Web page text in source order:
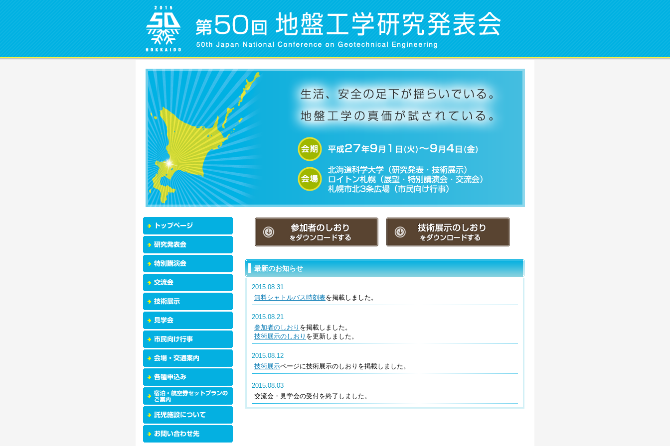
最新のお知らせ
2015.08.31
無料シャトルバス時刻表を掲載しました。
2015.08.21
参加者のしおり を掲載しました。
技術展示のしおり を更新しました。
2015.08.12
技術展示ページに技術展示のしおりを掲載しました。
2015.08.03
交流会・見学会の受付を終了しました。